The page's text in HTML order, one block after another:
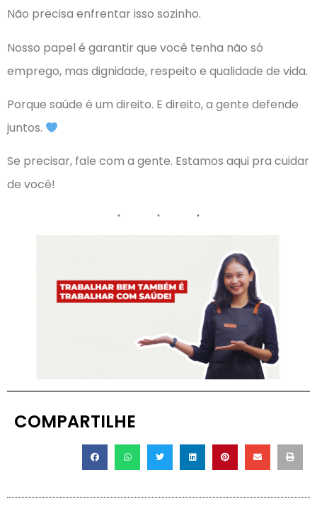
Não precisa enfrentar isso sozinho.
Nosso papel é garantir que você tenha não só
emprego, mas dignidade, respeito e qualidade de vida.
Porque saúde é um direito. E direito, a gente defende
juntos.
Se precisar, fale com a gente. Estamos aqui pra cuidar
de você!
COMPARTILHE